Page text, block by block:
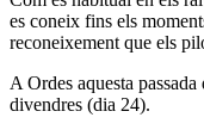
es coneix fins els
reconeixement que els
A Ordes aquesta
divendres (dia 24).